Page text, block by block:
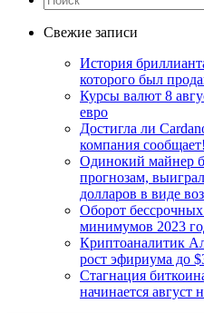
Свежие записи
История
которого был
Курсы валют 8
евро
Достигла ли
компания
Одинокий майнер
прогнозам,
долларов в виде
Оборот
минимумов 2023
Криптоаналитик
рост эфириума до
Стагнация
начинается август